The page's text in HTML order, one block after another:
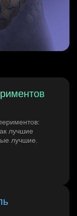
лучшие
лучшие.